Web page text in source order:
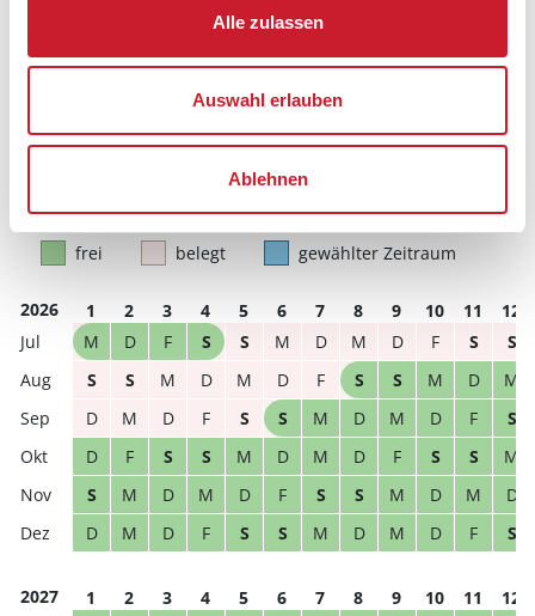
Alle zulassen
Auswahl erlauben
Ablehnen
Reisezeitraumes auch Änderungen bei der
Hausbeschreibung und/oder der Ausstattung ergeben
frei belegt gewählter Zeitraum
2026 1 2 3 4 5 6 7 8 9 10 11
12
M
D F S S M D M D F S
S
S
S M D M D F S S M D
M
D
M D F S S M D M D F
S
D
F S S M D M D F S S
M
S
M D M D F S S M D M
D
D
M D F S S M D M D F S
2027 1 2 3 4 5 6 7 8 9 10 11
12